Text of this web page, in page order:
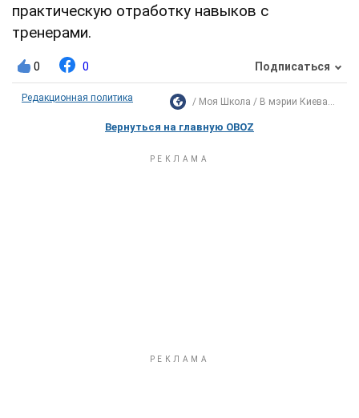
практическую отработку навыков с
тренерами.
0 0 Подписаться
Редакционная политика Моя Школа В мэрии Киева...
Вернуться на главную OBOZ